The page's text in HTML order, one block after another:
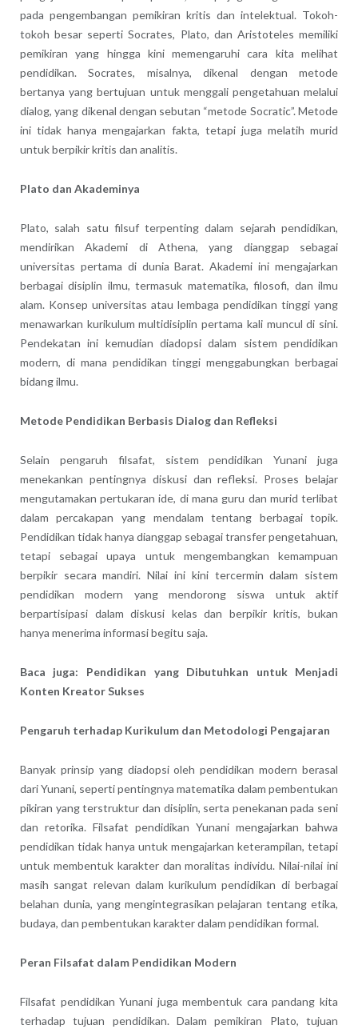
pada pengembangan pemikiran kritis dan intelektual. Tokoh-
tokoh besar seperti Socrates, Plato, dan Aristoteles memiliki
pemikiran yang hingga kini memengaruhi cara kita melihat
pendidikan. Socrates, misalnya, dikenal dengan metode
bertanya yang bertujuan untuk menggali pengetahuan melalui
dialog, yang dikenal dengan sebutan “metode Socratic”. Metode
ini tidak hanya mengajarkan fakta, tetapi juga melatih murid
untuk berpikir kritis dan analitis.
Plato dan Akademinya
Plato, salah satu filsuf terpenting dalam sejarah pendidikan,
mendirikan Akademi di Athena, yang dianggap sebagai
universitas pertama di dunia Barat. Akademi ini mengajarkan
berbagai disiplin ilmu, termasuk matematika, filosofi, dan ilmu
alam. Konsep universitas atau lembaga pendidikan tinggi yang
menawarkan kurikulum multidisiplin pertama kali muncul di sini.
Pendekatan ini kemudian diadopsi dalam sistem pendidikan
modern, di mana pendidikan tinggi menggabungkan berbagai
bidang ilmu.
Metode Pendidikan Berbasis Dialog dan Refleksi
Selain pengaruh filsafat, sistem pendidikan Yunani juga
menekankan pentingnya diskusi dan refleksi. Proses belajar
mengutamakan pertukaran ide, di mana guru dan murid terlibat
dalam percakapan yang mendalam tentang berbagai topik.
Pendidikan tidak hanya dianggap sebagai transfer pengetahuan,
tetapi sebagai upaya untuk mengembangkan kemampuan
berpikir secara mandiri. Nilai ini kini tercermin dalam sistem
pendidikan modern yang mendorong siswa untuk aktif
berpartisipasi dalam diskusi kelas dan berpikir kritis, bukan
hanya menerima informasi begitu saja.
Baca juga: Pendidikan yang Dibutuhkan untuk Menjadi
Konten Kreator Sukses
Pengaruh terhadap Kurikulum dan Metodologi Pengajaran
Banyak prinsip yang diadopsi oleh pendidikan modern berasal
dari Yunani, seperti pentingnya matematika dalam pembentukan
pikiran yang terstruktur dan disiplin, serta penekanan pada seni
dan retorika. Filsafat pendidikan Yunani mengajarkan bahwa
pendidikan tidak hanya untuk mengajarkan keterampilan, tetapi
untuk membentuk karakter dan moralitas individu. Nilai-nilai ini
masih sangat relevan dalam kurikulum pendidikan di berbagai
belahan dunia, yang mengintegrasikan pelajaran tentang etika,
budaya, dan pembentukan karakter dalam pendidikan formal.
Peran Filsafat dalam Pendidikan Modern
Filsafat pendidikan Yunani juga membentuk cara pandang kita
terhadap tujuan pendidikan. Dalam pemikiran Plato, tujuan